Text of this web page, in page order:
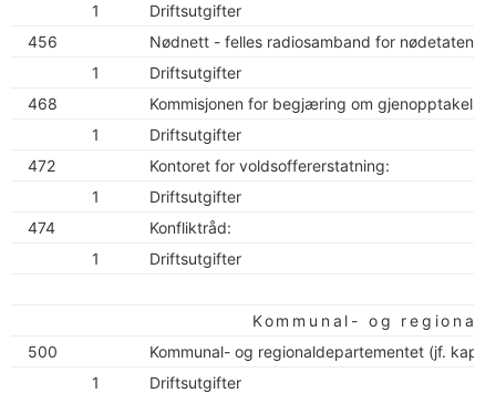
1
Driftsutgifter
456
Nødnett - felles radiosamband for nødetatene
1
Driftsutgifter
468
Kommisjonen for begjæring om
1
Driftsutgifter
472
Kontoret for voldsoffererstatning:
1
Driftsutgifter
474
Konfliktråd:
1
Driftsutgifter
Kommunal- og
500
Kommunal- og regionaldepartementet (jf. kap.
1
Driftsutgifter